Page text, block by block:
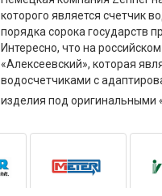
которого является счетчик
порядка сорока государств
Интересно, что на
«Алексеевский», которая
водосчетчиками с
изделия под